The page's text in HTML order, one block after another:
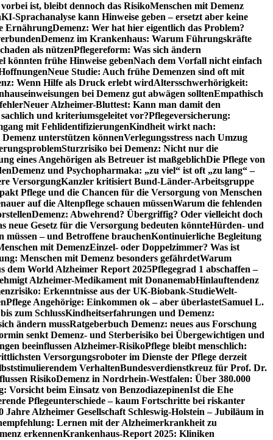
ist, bleibt dennoch das RisikoMenschen mit Demenz
KI-Sprachanalyse kann Hinweise geben – ersetzt aber keine
ErnährungDemenz: Wer hat hier eigentlich das Problem?
Demenz im Krankenhaus: Warum Führungskräfte
als nützenPflegereform: Was sich ändern
könnten frühe Hinweise gebenNach dem Vorfall nicht einfach
Neue Studie: Auch frühe Demenzen sind oft mit
Wenn Hilfe als Druck erlebt wirdAltersschwerhörigkeit:
bei Demenz gut abwägen solltenEmpathisch
Neuer Alzheimer-Bluttest: Kann man damit den
und kriteriumsgeleitet vor?Pflegeversicherung:
mit FehlidentifizierungenKindheit wirkt nach:
unterstützen könnenVerlegungsstress nach Umzug
Sturzrisiko bei Demenz: Nicht nur die
eines Angehörigen als Betreuer ist maßgeblichDie Pflege von
Demenz und Psychopharmaka: „zu viel“ ist oft „zu lang“ –
VersorgungKanzler kritisiert Bund-Länder-Arbeitsgruppe
Pflege und die Chancen für die Versorgung von Menschen
auf die Altenpflege schauen müssenWarum die fehlenden
Demenz: Abwehrend? Übergriffig? Oder vielleicht doch
neue Gesetz für die Versorgung bedeuten könnteHürden- und
– und Betroffene brauchenKontinuierliche Begleitung
mit DemenzEinzel- oder Doppelzimmer? Was ist
Menschen mit Demenz besonders gefährdetWarum
dem World Alzheimer Report 2025Pflegegrad 1 abschaffen –
Alzheimer-Medikament mit DonanemabHinlauftendenz
Erkenntnisse aus der UK-Biobank-StudieWelt-
Pflege Angehörige: Einkommen ok – aber überlastetSamuel L.
zum SchlussKindheitserfahrungen und Demenz:
ändern mussRatgeberbuch Demenz: neues aus Forschung
senkt Demenz- und Sterberisiko bei Übergewichtigen und
beeinflussen Alzheimer-RisikoPflege bleibt menschlich:
Versorgungsroboter im Dienste der Pflege derzeit
VerhaltenBundesverdienstkreuz für Prof. Dr.
RisikoDemenz in Nordrhein-Westfalen: Über 380.000
Vorsicht beim Einsatz von BenzodiazepinenIst die Ehe
Pflegeunterschiede – kaum Fortschritte bei riskanter
Jahre Alzheimer Gesellschaft Schleswig-Holstein – Jubiläum in
Lernen mit der Alzheimerkrankheit zu
erkennenKrankenhaus-Report 2025: Kliniken